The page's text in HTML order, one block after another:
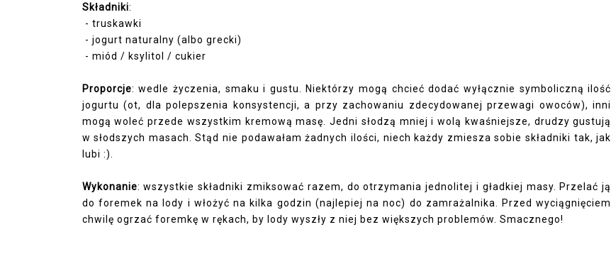
Składniki:
- truskawki
- jogurt naturalny (albo grecki)
- miód / ksylitol / cukier
Proporcje: wedle życzenia, smaku i gustu. Niektórzy mogą chcieć dodać wyłącznie symboliczną ilość
jogurtu (ot, dla polepszenia konsystencji, a przy zachowaniu zdecydowanej przewagi owoców), inni
mogą woleć przede wszystkim kremową masę. Jedni słodzą mniej i wolą kwaśniejsze, drudzy gustują
w słodszych masach. Stąd nie podawałam żadnych ilości, niech każdy zmiesza sobie składniki tak, jak
lubi :).
Wykonanie: wszystkie składniki zmiksować razem, do otrzymania jednolitej i gładkiej masy. Przelać ją
do foremek na lody i włożyć na kilka godzin (najlepiej na noc) do zamrażalnika. Przed wyciągnięciem
chwilę ogrzać foremkę w rękach, by lody wyszły z niej bez większych problemów. Smacznego!